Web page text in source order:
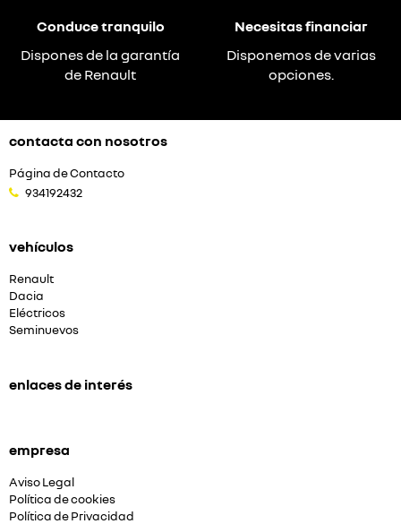
Conduce tranquilo
Dispones de la garantía
de Renault
Necesitas financiar
Disponemos de varias
opciones.
contacta con nosotros
Página de Contacto
934192432
vehículos
Renault
Dacia
Eléctricos
Seminuevos
enlaces de interés
empresa
Aviso Legal
Política de cookies
Política de Privacidad